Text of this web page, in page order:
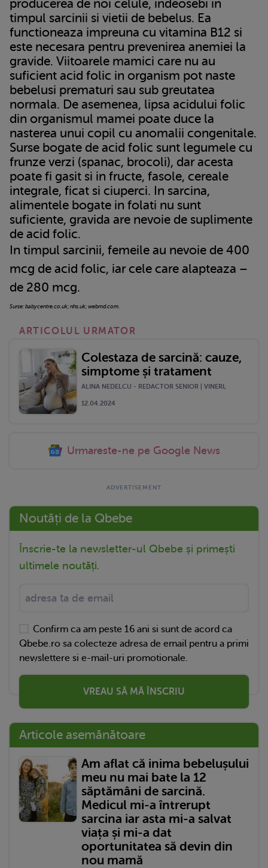
producerea de noi celule, indeosebi in
timpul sarcinii si vietii de bebelus. Ea
functioneaza impreuna cu vitamina B12 si
este necesara pentru prevenirea anemiei la
gravide. Viitoarele mamici care nu au
suficient acid folic in organism pot naste
bebelusi prematuri sau sub greutatea
normala. De asemenea, lipsa acidului folic
din organismul mamei poate duce la
nasterea unui copil cu anomalii congenitale.
Surse bogate de acid folic sunt legumele cu
frunze verzi (spanac, brocoli), dar acesta
poate fi gasit si in fructe, fasole, cereale
integrale, ficat si ciuperci. In sarcina,
alimentele bogate in folati nu sunt
suficiente, gravida are nevoie de suplimente
de acid folic.
In timpul sarcinii, femeile au nevoie de 400
mcg de acid folic, iar cele care alapteaza –
de 280 mcg.
Surse: babycentre.co.uk; nhs.uk; webmd.com.
ARTICOLUL URMATOR
Colestaza de sarcină: cauze,
simptome și tratament
ALINA NEDELCU - REDACTOR SENIOR | VINERI,
12.04.2024
Urmareste-ne pe Google News
Noutăți de la Qbebe
Înscrie-te la newsletter-ul Qbebe și primești
ultimele noutăți.
Confirm ca am peste 16 ani si sunt de acord ca
Qbebe.ro sa colecteze adresa de email pentru a primi
newslettere si e-mail-uri promotionale.
VREAU SĂ MĂ ÎNSCRIU
Articole asemănătoare
Am aflat că inima bebelușului
meu nu mai bate la 12
săptămâni de sarcină.
Medicul mi-a întrerupt
sarcina iar asta mi-a salvat
viața și mi-a dat
oportunitatea să devin din
nou mamă